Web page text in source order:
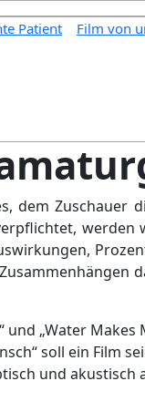
Patient Film von
dem
und „Water
soll ein Film
und